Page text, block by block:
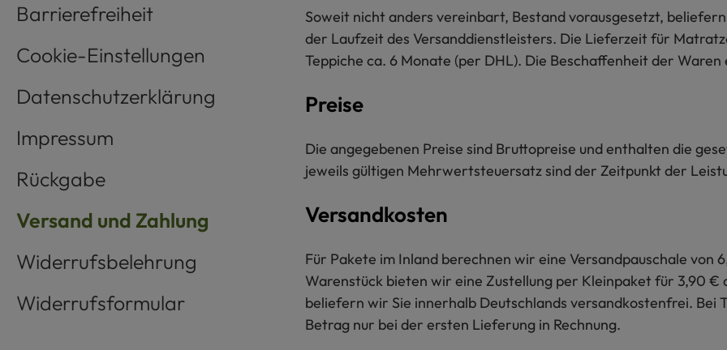
Barrierefreiheit
Cookie-Einstellungen
Datenschutzerklärung
Impressum
Rückgabe
Versand und Zahlung
Widerrufsbelehrung
Widerrufsformular
Soweit nicht anders vereinbart, Bestand vorausgesetzt,
der Laufzeit des Versanddienstleisters. Die Lieferzeit für
Teppiche ca. 6 Monate (per DHL). Die Beschaffenheit der
Preise
Die angegebenen Preise sind Bruttopreise und enthalten die
jeweils gültigen Mehrwertsteuersatz sind der Zeitpunkt der
Versandkosten
Für Pakete im Inland berechnen wir eine Versandpauschale von
Warenstück bieten wir eine Zustellung per Kleinpaket für 3,90
beliefern wir Sie innerhalb Deutschlands versandkostenfrei. Bei
Betrag nur bei der ersten Lieferung in Rechnung.